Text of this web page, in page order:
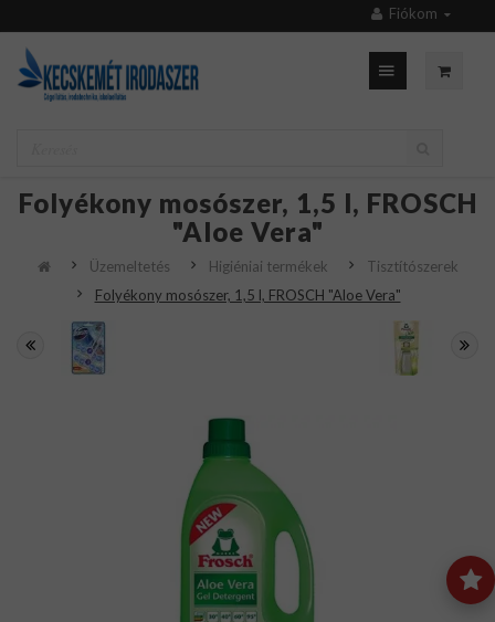
Fiókom
Folyékony mosószer, 1,5 l, FROSCH
"Aloe Vera"
Üzemeltetés Higiéniai termékek
Tisztítószerek
Folyékony mosószer, 1,5 l, FROSCH "Aloe Vera"